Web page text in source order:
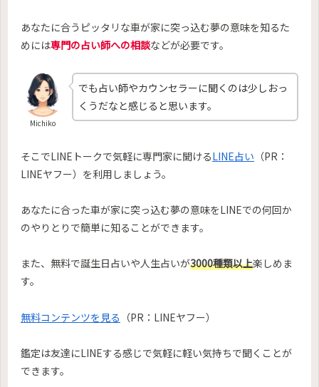
あなたに合うピッタリな車が家に突っ込む夢の意味を知るた
めには専門の占い師への相談などが必要です。
Michiko
でも占い師やカウンセラーに聞くのは少しおっ
くうだなと感じると思います。
そこでLINEトークで気軽に専門家に聞けるLINE占い （PR：
LINEヤフー）を利用しましょう。
あなたに合った車が家に突っ込む夢の意味をLINEでの何回か
のやりとりで簡単に知ることができます。
また、無料で誕生日占いや人生占いが3000種類以上楽しめま
す。
無料コンテンツを見る （PR：LINEヤフー）
鑑定は友達にLINEする感じで気軽に軽い気持ちで聞くことが
できます。